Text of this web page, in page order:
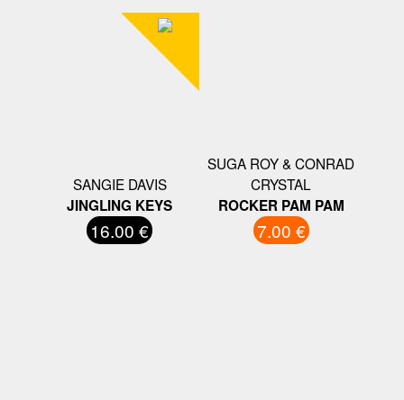
SANGIE DAVIS
JINGLING KEYS
16.00 €
SUGA ROY & CONRAD
CRYSTAL
ROCKER PAM PAM
7.00 €